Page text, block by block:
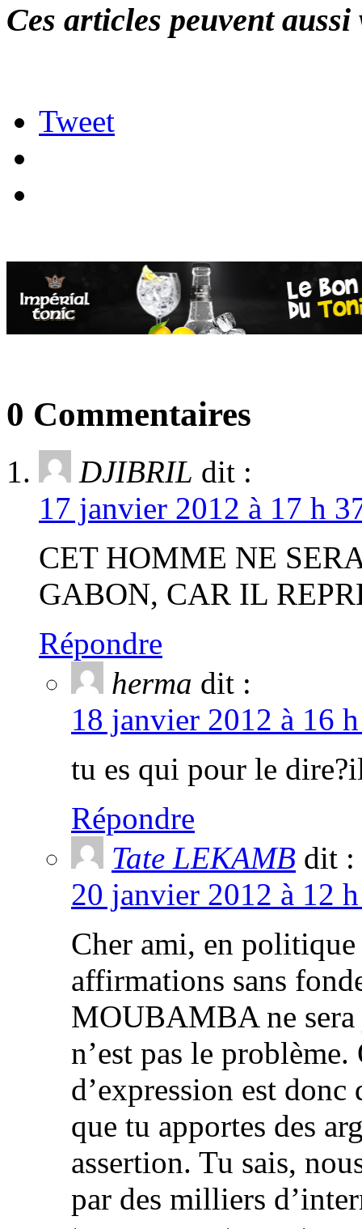
Ces articles peuvent
Tweet
0 Commentaires
DJIBRIL dit :
17 janvier 2012 à 17 h
CET HOMME NE
GABON, CAR IL
Répondre
herma dit :
18 janvier 2012 à 16
tu es qui pour le
Répondre
Tate LEKAMB dit :
20 janvier 2012 à 12
Cher ami, en
affirmations sans
MOUBAMBA ne sera
n’est pas le
d’expression est
que tu apportes des
assertion. Tu sais,
par des milliers